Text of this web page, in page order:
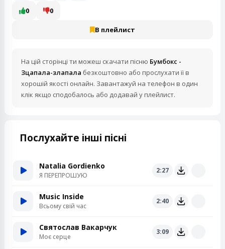
0 0
В плейлист
На цій сторінці ти можеш скачати пісню Бумбокс -
Зцапала-злапала безкоштовно або прослухати її в
хорошій якості онлайн. Завантажуй на телефон в один
клік якщо сподобалось або додавай у плейлист.
Послухайте інші пісні
Natalia Gordienko
Я ПЕРЕПРОШУЮ
2:27
Music Inside
Всьому свій час
2:40
Святослав Вакарчук
Моє серце
3:09